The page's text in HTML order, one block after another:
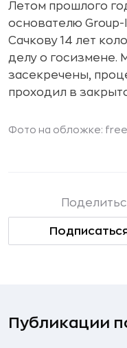
Летом прошлого
основателю Group-
Сачкову 14 лет
делу о госизмене.
засекречены,
проходил в
Фото на обложке:
Публикации